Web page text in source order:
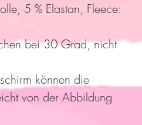
5 % Elastan, Fleece:
bei 30 Grad, nicht
können die
von der Abbildung